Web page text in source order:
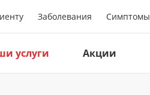
Заболевания Симптомы
услуги Акции